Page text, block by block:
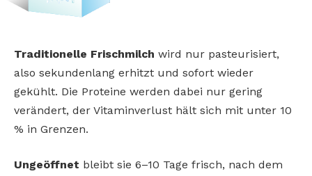
Traditionelle Frischmilch wird nur pasteurisiert,
also sekundenlang erhitzt und sofort wieder
gekühlt. Die Proteine werden dabei nur gering
verändert, der Vitaminverlust hält sich mit unter 10
% in Grenzen.
Ungeöffnet bleibt sie 6–10 Tage frisch, nach dem